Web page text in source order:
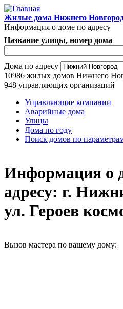
Перейти к основному содержанию
Жилые дома Нижнего
Информация о доме по адресу
Адрес дома
Название улицы, номер дома
Дома по адресу
10986 жилых домов Нижнего
948 управляющих организаций
Главное меню
Управляющие компании
Аварийные дома
Улицы
Дома по году
Поиск домов по
Информация о
адресу: г.
ул. Героев
Вызов мастера по вашему дому: